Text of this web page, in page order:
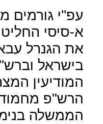
עפ"י גורמים
א-סיסי
את הגנרל
בישראל
המודיעין
הרש"פ
הממשלה